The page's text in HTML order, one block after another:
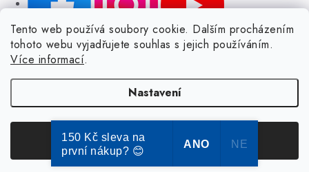
Tento web používá soubory cookie. Dalším procházením
tohoto webu vyjadřujete souhlas s jejich používáním.
Více informací.
Nastavení
Souhlasím
NIKARO, s.r.o.
- Dokoše.cz, Veselka 48, 259 01 Olbramovice -
Votice, ČESKÁ REPUBLIKA
Podle zákona o evidenci tržeb je prodávající povinen vystavit
Zároveň je povinen zaevidovat přijatou tržbu u správce daně online; v
případě technického výpadku pak nejpozději do 48 hodin.
© Copyright 2004-2024 Dokose.cz | webdesign 2bcreative.cz
150 Kč sleva na
první nákup? 😊
ANO NE